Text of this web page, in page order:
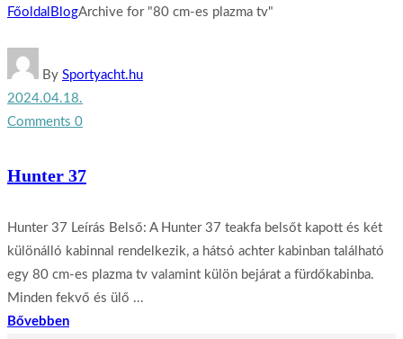
Főoldal BlogArchive for "80 cm-es plazma tv"
By Sportyacht.hu
2024.04.18.
Comments 0
Hunter 37
Hunter 37 Leírás Belső: A Hunter 37 teakfa belsőt kapott és két
különálló kabinnal rendelkezik, a hátsó achter kabinban található
egy 80 cm-es plazma tv valamint külön bejárat a fürdőkabinba.
Minden fekvő és ülő ...
Bővebben